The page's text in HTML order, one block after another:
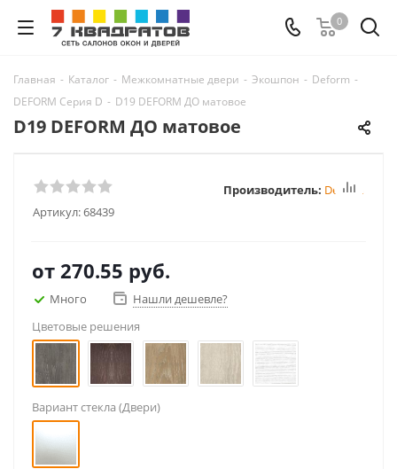
0
Главная - Каталог - Межкомнатные двери - Экошпон - Deform -
DEFORM Серия D - D19 DEFORM ДО матовое
D19 DEFORM ДО матовое
Артикул:68439
Производитель: Deform
от 270.55 руб.
Много
Нашли дешевле?
Цветовые решения
Вариант стекла (Двери)